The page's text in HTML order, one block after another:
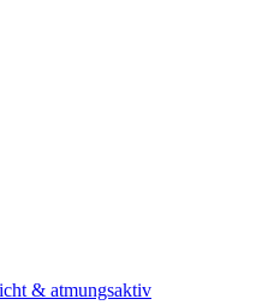
& atmungsaktiv